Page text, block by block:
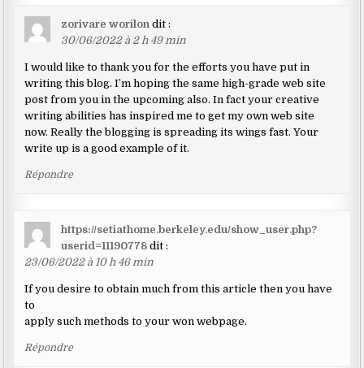
zorivare worilon dit :
30/06/2022 à 2 h 49 min
I would like to thank you for the efforts you have put in
writing this blog. I’m hoping the same high-grade web site
post from you in the upcoming also. In fact your creative
writing abilities has inspired me to get my own web site
now. Really the blogging is spreading its wings fast. Your
write up is a good example of it.
Répondre
https://setiathome.berkeley.edu/show_user.php?
userid=11190778 dit :
23/06/2022 à 10 h 46 min
If you desire to obtain much from this article then you have
to
apply such methods to your won webpage.
Répondre